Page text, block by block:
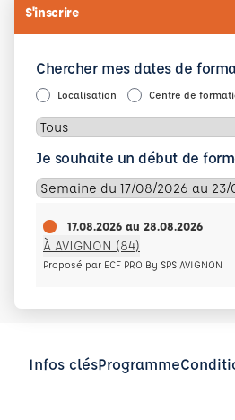
S'inscrire
Chercher mes dates de
Localisation Centre de
Je souhaite un début de
17.08.2026 au 28.08.2026
À AVIGNON (84)
Proposé par ECF PRO By SPS AVIGNON
Infos clésProgramme